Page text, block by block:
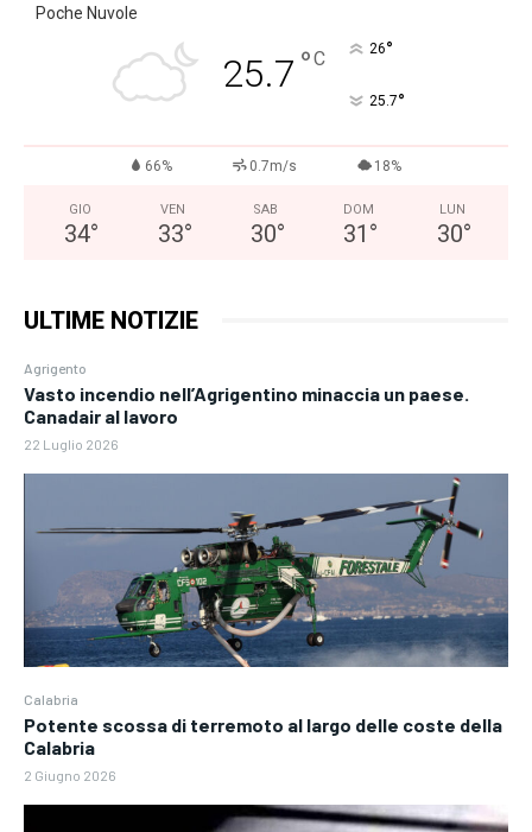
Poche Nuvole
25.7 °C 26°
25.7°
66% 0.7m/s 18%
GIO
34°
VEN
33°
SAB
30°
DOM
31 °
LUN
30°
ULTIME NOTIZIE
Agrigento
Vasto incendio nell’Agrigentino minaccia un paese.
Canadair al lavoro
22 Luglio 2026
Calabria
Potente scossa di terremoto al largo delle coste della
Calabria
2 Giugno 2026